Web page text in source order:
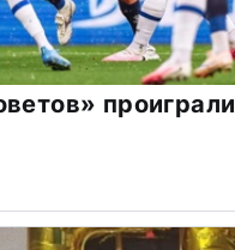
проиграли